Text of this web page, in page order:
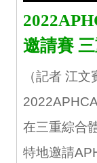
邀請賽
（記者 江
在三重綜合
特地邀請